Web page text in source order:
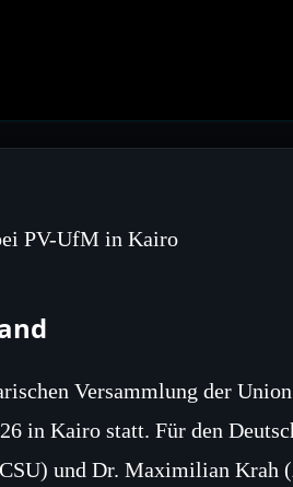
PV-UfM in Kairo
Versammlung der
in Kairo statt. Für den
und Dr. Maximilian Krah